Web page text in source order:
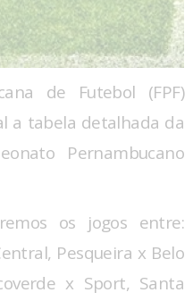
de Futebol (FPF)
a tabela detalhada da
Pernambucano
os jogos entre:
Pesqueira x Belo
x Sport, Santa